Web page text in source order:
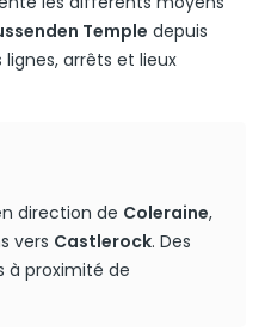
Temple depuis
arrêts et lieux
direction de Coleraine,
vers Castlerock. Des
à proximité de